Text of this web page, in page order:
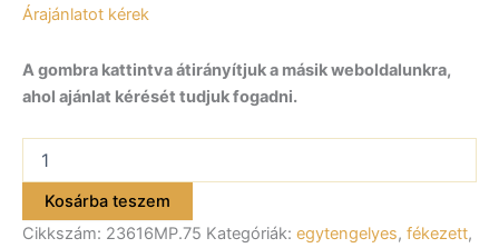
Árajánlatot kérek
A gombra kattintva átirányítjuk a másik weboldalunkra,
ahol ajánlat kérését tudjuk fogadni.
23616MP.75
egytengelyes
3,66×1,6m
Kosárba teszem
Cikkszám: 23616MP.75 Kategóriák: egytengelyes, fékezett,